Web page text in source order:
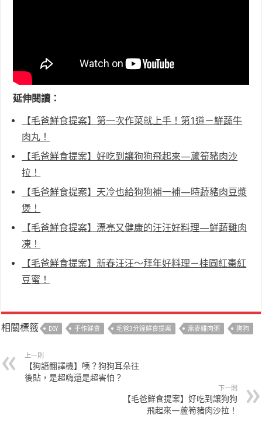
延伸閱讀：
【毛爸鮮食提案】第一次作菜就上手！第1道－鮮蔬牛
肉丸！
【毛爸鮮食提案】好吃到讓狗狗飛起來—蘆筍豬肉沙
拉！
【毛爸鮮食提案】天冷也給狗狗補一補—時蔬豬肉豆漿
煲！
【毛爸鮮食提案】漂亮又健康的汪汪好料理—鮮蔬雞肉
凍！
【毛爸鮮食提案】新春汪汪～拜年好料理－桂圓紅棗紅
豆蜜！
相關標籤 DIY 手作鮮食 毛爸3分鐘鮮食提案 燕麥雞肉粥 狗狗
上一則
【狗語翻譯機】咦？狗狗耳朵往
後貼，是超嗨還是超害怕？
下一則
【毛爸鮮食提案】好吃到讓狗狗
飛起來—蘆筍豬肉沙拉！